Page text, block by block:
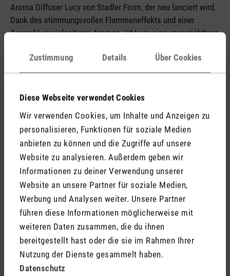
Zustimmung Details Über Cookies
Diese Webseite verwendet Cookies
Wir verwenden Cookies, um Inhalte und Anzeigen zu
personalisieren, Funktionen für soziale Medien
anbieten zu können und die Zugriffe auf unsere
Website zu analysieren. Außerdem geben wir
Informationen zu deiner Verwendung unserer
Website an unsere Partner für soziale Medien,
Werbung und Analysen weiter. Unsere Partner
führen diese Informationen möglicherweise mit
weiteren Daten zusammen, die du ihnen
bereitgestellt hast oder die sie im Rahmen Ihrer
Nutzung der Dienste gesammelt haben.
Datenschutz
Aroma Diffuser Lucy von Stadler Form, der neu lanciert wird.
Dank des stimmungsvollen Flammeneffekts und einer
Auswahl an vielseitigen Aromen, ist Lucy eine unverzichtbare
Medienmitteilung Aroma Diffuser Lucy
Medienmitteilung Aroma Diffuser Lucy.doc
Stadler Form
Deine Vorteile
Kostenloser Versand